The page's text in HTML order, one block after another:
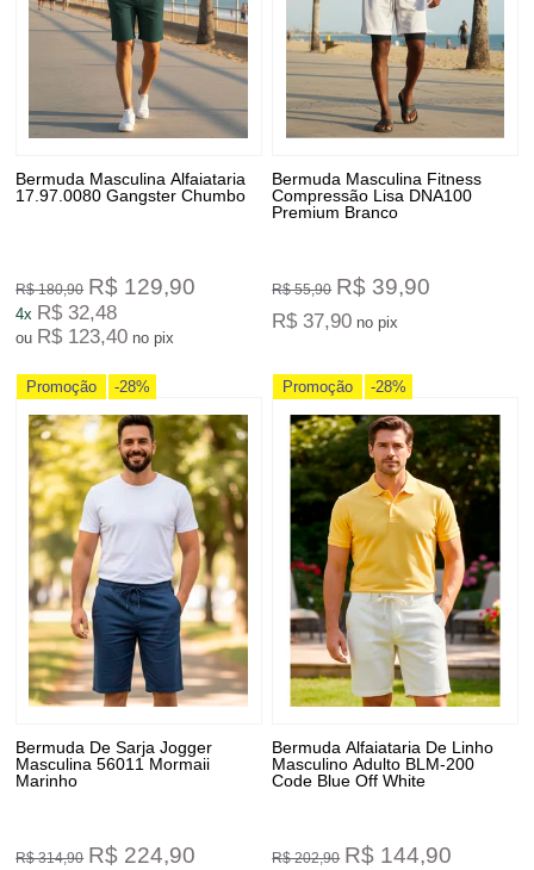
Bermuda Masculina Alfaiataria
17.97.0080 Gangster Chumbo
R$ 180,90 R$ 129,90
4x R$ 32,48
ou R$ 123,40 no pix
Bermuda Masculina Fitness
Compressão Lisa DNA100
Premium Branco
R$ 55,90 R$ 39,90
R$ 37,90 no pix
Promoção -28%
Bermuda De Sarja Jogger
Masculina 56011 Mormaii
Marinho
R$ 314,90 R$ 224,90
Promoção -28%
Bermuda Alfaiataria De Linho
Masculino Adulto BLM-200
Code Blue Off White
R$ 202,90 R$ 144,90